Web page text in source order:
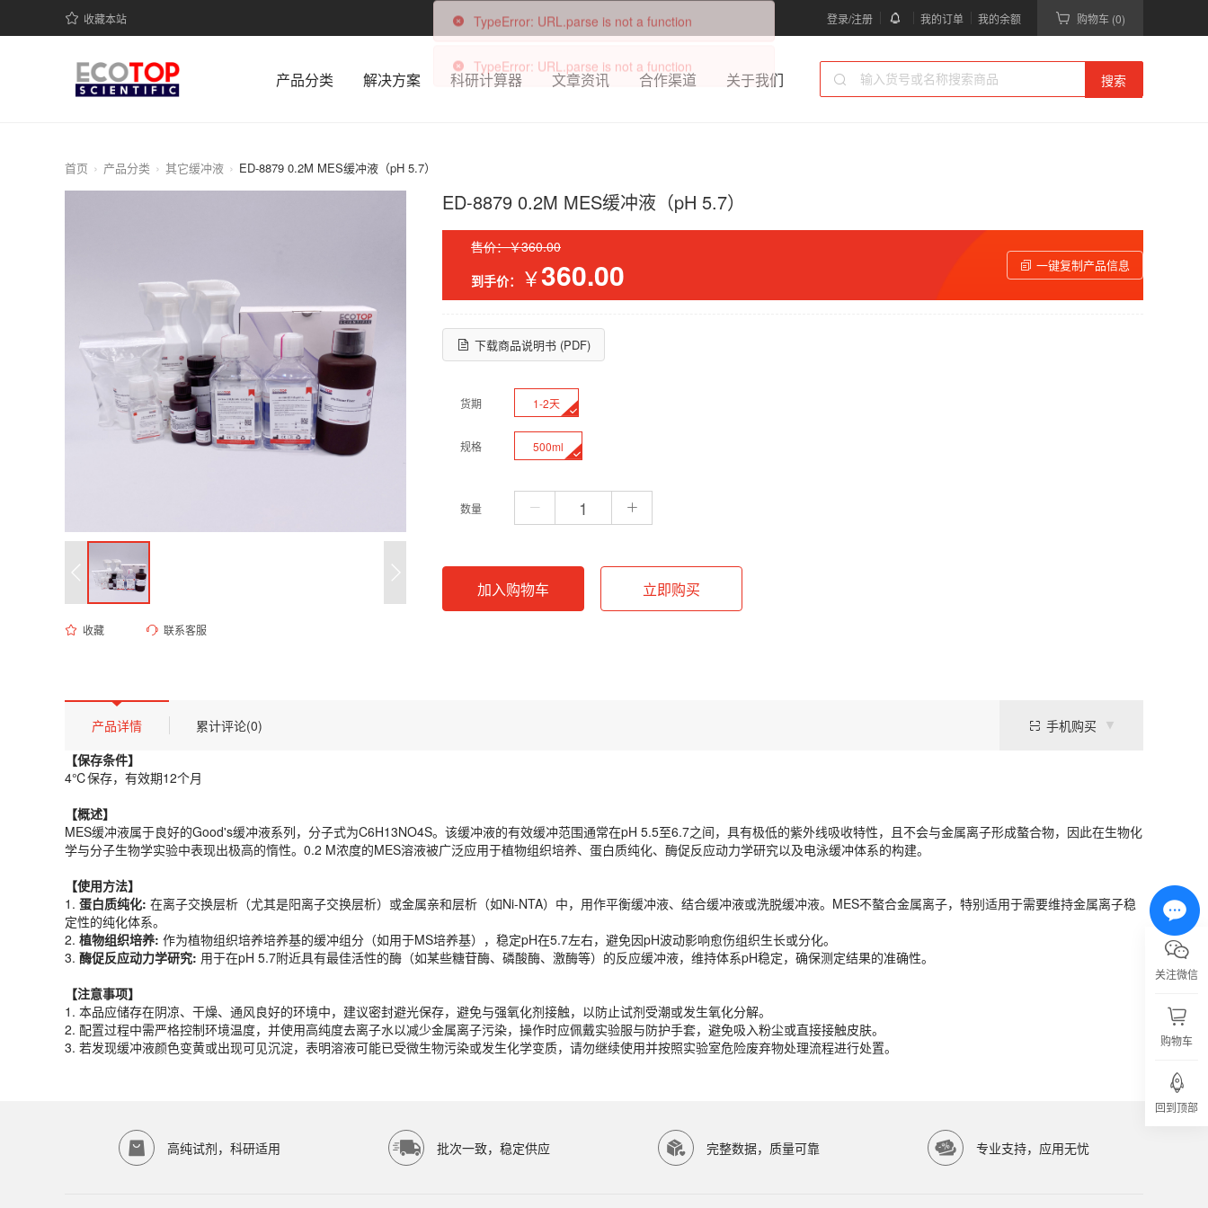
收藏本站 登录/注册 我的订单 我的余额 购物车 (0)
产品分类 解决方案 科研计算器 文章资讯 合作渠道 关于我们 搜索
首页 产品分类 其它缓冲液 ED-8879 0.2M MES缓冲液（pH 5.7）
收藏 联系客服
ED-8879 0.2M MES缓冲液（pH 5.7）
售价：￥360.00
到手价：
￥360.00 一键复制产品信息
下载商品说明书 (PDF)
货期 1-2天
规格 500ml
数量
加入购物车 立即购买
产品描述
【保存条件】
4℃保存，有效期12个月
【概述】
【使用方法】
1.蛋白质纯化:在离子交换层析（尤其是阳离子交换层析）或金属亲和层析（如Ni-NTA）中，用作平衡缓冲液、结合缓冲液或洗脱缓冲液。MES不螯合金属离子，特别适用于需要维持金属离子稳定性的纯化
作为植物组织培养培养基的缓冲组分（如用于MS培养基），稳定pH在5.7左右，避免因pH波动影响愈伤组织生长或分化。
3.酶促反应动力学研究:
【注意事项】
1. 本品应储存在阴凉、干燥、通风良好的环境中，建议密封避光保存，避免与强氧化剂接触，以防止试剂受潮或发生氧化分解。
2. 配置过程中需严格控制环境温度，并使用高纯度去离子水以减少金属离子污染，操作时应佩戴实验服与防护手套，避免吸入粉尘或直接接触皮肤。
3. 若发现缓冲液颜色变黄或出现可见沉淀，表明溶液可能已受微生物污染或发生化学变质，请勿继续使用并按照实验室危险废弃物处理流程进行处置。
产品规格
货期
1-2天
规格
500ml
应用领域
本产品适用于ED-8879、其它缓冲液、生物科研试剂、ECOTOP SCIENTIFIC等研究领域。ECOTOP SCIENTIFIC（广州亿涛生物科技有限公司）提供高品质生物科研试剂，服务科研院所与生物医药企业。
ECOTOP SCIENTIFIC
产品详情 累计评论(0)
手机购买
【保存条件】
4℃保存，有效期12个月
【概述】
MES缓冲液属于良好的Good's缓冲液系列，分子式为C6H13NO4S。该缓冲液的有效缓冲范围通常在pH 5.5至6.7之间，具有极低的紫外线吸收特性，且不会与金属离子形成螯合物，因此在生物化
学与分子生物学实验中表现出极高的惰性。0.2 M浓度的MES溶液被广泛应用于植物组织培养、蛋白质纯化、酶促反应动力学研究以及电泳缓冲体系的构建。
【使用方法】
1. 蛋白质纯化: 在离子交换层析（尤其是阳离子交换层析）或金属亲和层析（如Ni-NTA）中，用作平衡缓冲液、结合缓冲液或洗脱缓冲液。MES不螯合金属离子，特别适用于需要维持金属离子稳
定性的纯化体系。
2. 植物组织培养: 作为植物组织培养培养基的缓冲组分（如用于MS培养基），稳定pH在5.7左右，避免因pH波动影响愈伤组织生长或分化。
3. 酶促反应动力学研究: 用于在pH 5.7附近具有最佳活性的酶（如某些糖苷酶、磷酸酶、激酶等）的反应缓冲液，维持体系pH稳定，确保测定结果的准确性。
【注意事项】
1. 本品应储存在阴凉、干燥、通风良好的环境中，建议密封避光保存，避免与强氧化剂接触，以防止试剂受潮或发生氧化分解。
2. 配置过程中需严格控制环境温度，并使用高纯度去离子水以减少金属离子污染，操作时应佩戴实验服与防护手套，避免吸入粉尘或直接接触皮肤。
3. 若发现缓冲液颜色变黄或出现可见沉淀，表明溶液可能已受微生物污染或发生化学变质，请勿继续使用并按照实验室危险废弃物处理流程进行处置。
高纯试剂，科研适用 批次一致，稳定供应 完整数据，质量可靠 专业支持，应用无忧
关注微信
购物车
回到顶部
TypeError: URL.parse is not a function